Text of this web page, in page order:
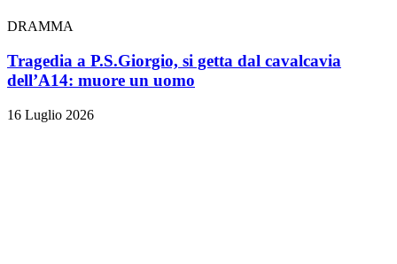
DRAMMA
Tragedia a P.S.Giorgio, si getta dal cavalcavia
dell’A14: muore un uomo
16 Luglio 2026